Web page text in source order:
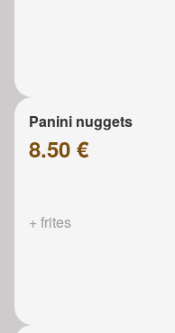
Panini nuggets
8.50 €
+ frites